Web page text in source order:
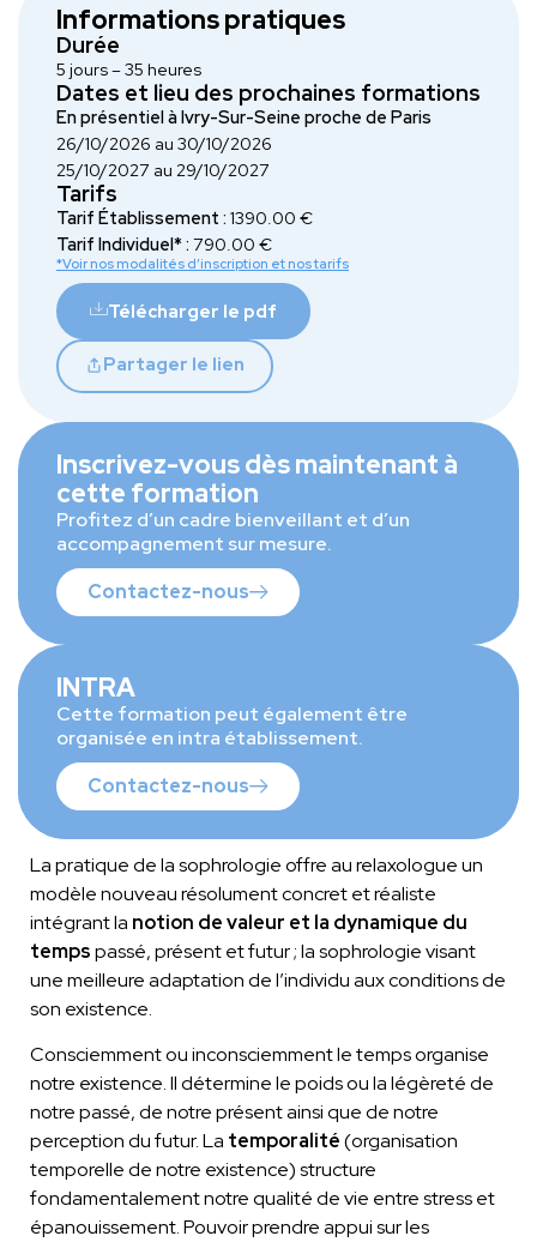
La pratique de la sophrologie offre au relaxologue un
modèle nouveau résolument concret et réaliste
intégrant la notion de valeur et la dynamique du
tempspassé, présent et futur ; la sophrologie visant
une meilleure adaptation de l’individu aux conditions de
son existence.
Consciemment ou inconsciemment le temps organise
notre existence. Il détermine le poids ou la légèreté de
notre passé, de notre présent ainsi que de notre
perception du futur. La temporalité(organisation
temporelle de notre existence) structure
fondamentalement notre qualité de vie entre stress et
épanouissement. Pouvoir prendre appui sur les
Informations pratiques
Durée
5 jours – 35 heures
Dates et lieu des prochaines formations
En présentiel à Ivry-Sur-Seine proche de Paris
26/10/2026 au 30/10/2026
25/10/2027 au 29/10/2027
Tarifs
Tarif Établissement : 1390.00 €
Tarif Individuel* : 790.00 €
*Voir nos modalités d’inscription et nos tarifs
Télécharger le pdf
Partager le lien
Inscrivez-vous dès maintenant à
cette formation
Profitez d’un cadre bienveillant et d’un
accompagnement sur mesure.
Contactez-nous
INTRA
Cette formation peut également être
organisée en intra établissement.
Contactez-nous